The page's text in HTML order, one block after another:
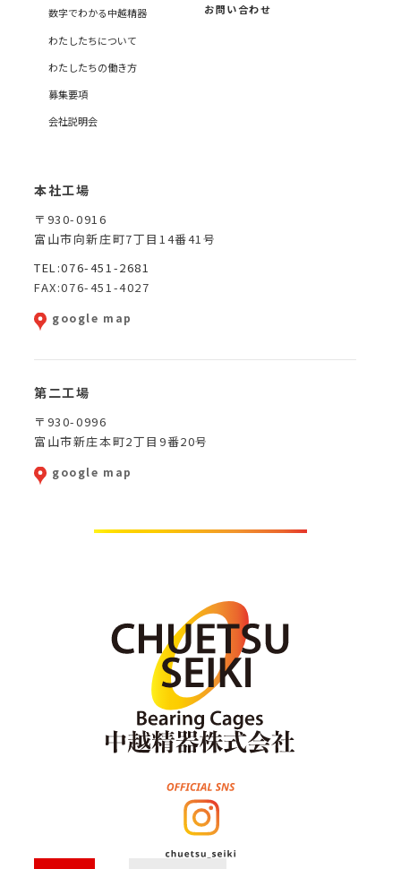
数字でわかる中越精器
わたしたちについて
わたしたちの働き方
募集要項
会社説明会
お問い合わせ
本社工場
〒930-0916
富山市向新庄町7丁目14番41号
TEL:076-451-2681
FAX:076-451-4027
google map
第二工場
〒930-0996
富山市新庄本町2丁目9番20号
google map